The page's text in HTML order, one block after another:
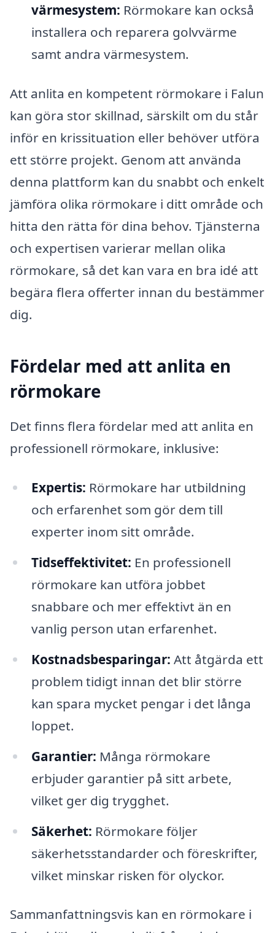
värmesystem: Rörmokare kan också
installera och reparera golvvärme
samt andra värmesystem.
Att anlita en kompetent rörmokare i Falun
kan göra stor skillnad, särskilt om du står
inför en krissituation eller behöver utföra
ett större projekt. Genom att använda
denna plattform kan du snabbt och enkelt
jämföra olika rörmokare i ditt område och
hitta den rätta för dina behov. Tjänsterna
och expertisen varierar mellan olika
rörmokare, så det kan vara en bra idé att
begära flera offerter innan du bestämmer
dig.
Fördelar med att anlita en
rörmokare
Det finns flera fördelar med att anlita en
professionell rörmokare, inklusive:
Expertis: Rörmokare har utbildning
och erfarenhet som gör dem till
experter inom sitt område.
Tidseffektivitet: En professionell
rörmokare kan utföra jobbet
snabbare och mer effektivt än en
vanlig person utan erfarenhet.
Kostnadsbesparingar: Att åtgärda ett
problem tidigt innan det blir större
kan spara mycket pengar i det långa
loppet.
Garantier: Många rörmokare
erbjuder garantier på sitt arbete,
vilket ger dig trygghet.
Säkerhet: Rörmokare följer
säkerhetsstandarder och föreskrifter,
vilket minskar risken för olyckor.
Sammanfattningsvis kan en rörmokare i